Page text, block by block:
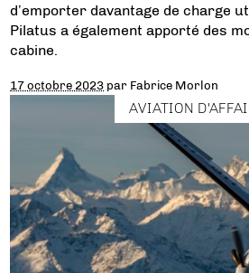
d’emporter davantage de charge
Pilatus a également apporté des
cabine.
17 octobre 2023 par Fabrice Morlon
AVIATION